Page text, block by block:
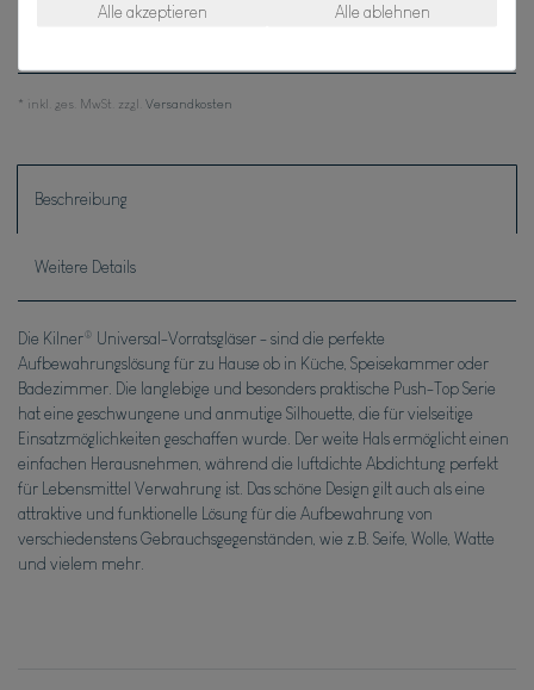
* inkl. ges. MwSt. zzgl. Versandkosten
Beschreibung
Weitere Details
Die Kilner® Universal-Vorratsgläser - sind die perfekte
Aufbewahrungslösung für zu Hause ob in Küche, Speisekammer oder
Badezimmer. Die langlebige und besonders praktische Push-Top Serie
hat eine geschwungene und anmutige Silhouette, die für vielseitige
Einsatzmöglichkeiten geschaffen wurde. Der weite Hals ermöglicht einen
einfachen Herausnehmen, während die luftdichte Abdichtung perfekt
für Lebensmittel Verwahrung ist. Das schöne Design gilt auch als eine
attraktive und funktionelle Lösung für die Aufbewahrung von
verschiedenstens Gebrauchsgegenständen, wie z.B. Seife, Wolle, Watte
und vielem mehr.
Alle akzeptieren Alle ablehnen